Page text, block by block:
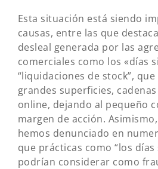
Esta situación está siendo
causas, entre las que
desleal generada por las
comerciales como los «días
“liquidaciones de stock”,
grandes superficies,
online, dejando al pequeño
margen de acción.
hemos denunciado en
que prácticas como “los días
podrían considerar como